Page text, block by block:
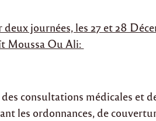
deux journées, les 27 et 28
Moussa Ou Ali:
consultations médicales et
les ordonnances, de